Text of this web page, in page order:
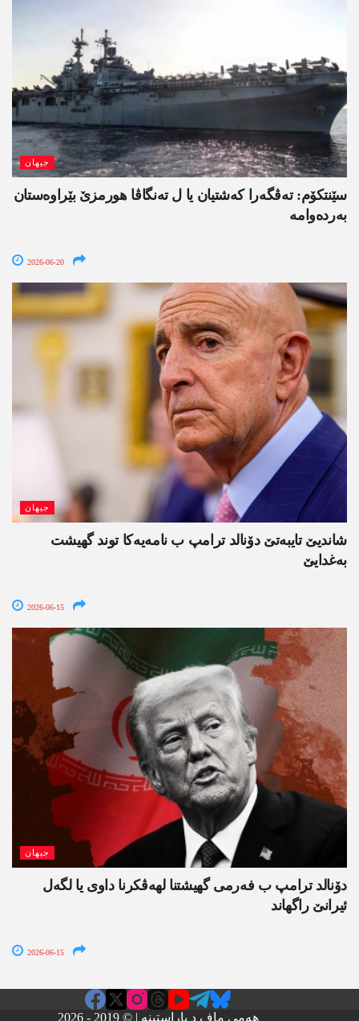
جیھان
سێنتکۆم: تەڤگەرا کەشتیان یا ل تەنگاڤا ھورمزێ بێراوەستان
بەردەوامە
2026-06-20
جیھان
شاندیێ تایبەتێ دۆنالد ترامپ ب نامەیەکا توند گھیشت
بەغدایێ
2026-06-15
جیھان
دۆنالد ترامپ ب فەرمی گھیشتنا لھەڤکرنا داوی یا لگەل
ئیرانێ راگھاند
2026-06-15
هەمی ماف د پاراستینە | © 2019 - 2026